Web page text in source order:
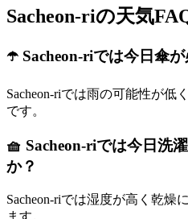
Sacheon-riの天気
☂️ Sacheon-riでは今日傘が
Sacheon-riでは雨の可能性が低
です。
🧺 Sacheon-riでは今日洗
か？
Sacheon-riでは湿度が高く乾燥